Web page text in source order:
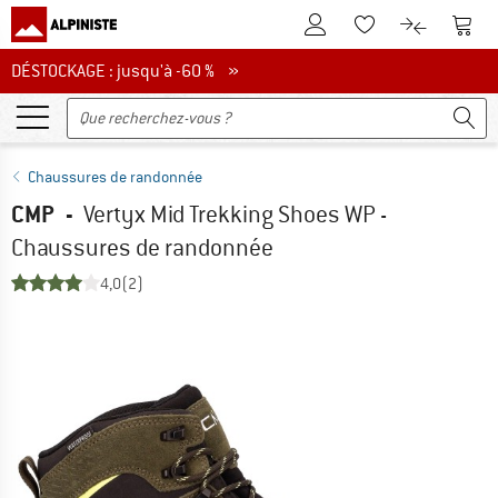
Vers le compte client
Vers la liste
Vers le
DÉSTOCKAGE : jusqu'à -60 %
DÉSTOCKAGE : jusqu'à -60 % »
Chaussures de randonnée
CMP - Vertyx Mid Trekking Shoes WP -
Chaussures de randonnée
4,0(2)